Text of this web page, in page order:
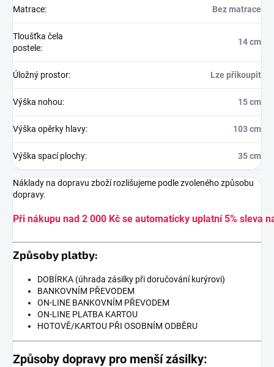
Matrace: Bez matrace
Tloušťka čela
postele:
14 cm
Úložný prostor: Lze přikoupit
Výška nohou: 15 cm
Výška opěrky hlavy: 103 cm
Výška spací plochy: 35 cm
Náklady na dopravu zboží rozlišujeme podle zvoleného způsobu
dopravy.
Při nákupu nad 2 000 Kč se automaticky uplatní 5% sleva
Způsoby platby:
DOBÍRKA (úhrada zásilky při doručování kurýrovi)
BANKOVNÍM PŘEVODEM
ON-LINE BANKOVNÍM PŘEVODEM
ON-LINE PLATBA KARTOU
HOTOVĚ/KARTOU PŘI OSOBNÍM ODBĚRU
Způsoby dopravy pro menší zásilky: